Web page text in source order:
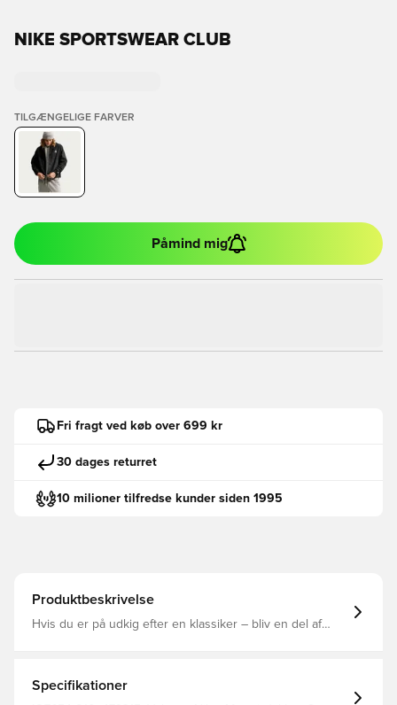
NIKE SPORTSWEAR CLUB
TILGÆNGELIGE FARVER
Påmind mig
Fri fragt ved køb over 699 kr
30 dages returret
10 milioner tilfredse kunder siden 1995
Produktbeskrivelse
Hvis du er på udkig efter en klassiker – bliv en del af
dens sideline-inspirerede silhuet.
Specifikationer